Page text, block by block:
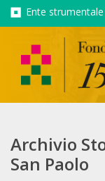
Ente
Archivio
San Paolo